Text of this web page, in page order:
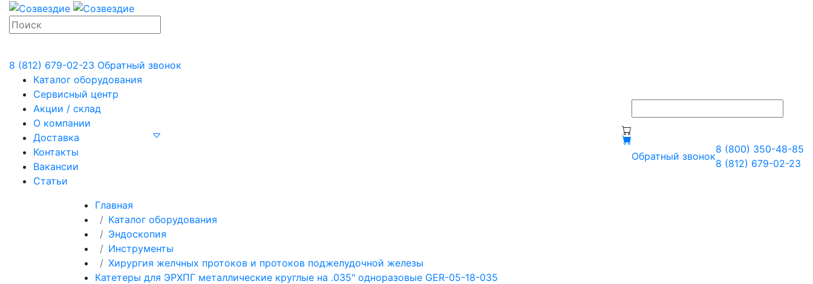
8 (812) 679-02-23 Обратный звонок
Каталог оборудования
Сервисный центр
Акции / склад
О компании
Доставка
Контакты
Вакансии
Статьи
Обратный звонок
8 (800) 350-48-85
8 (812) 679-02-23
Главная
Каталог оборудования
Эндоскопия
Инструменты
Хирургия желчных протоков и протоков поджелудочной железы
Катетеры для ЭРХПГ металлические круглые на .035" одноразовые GER-05-18-035